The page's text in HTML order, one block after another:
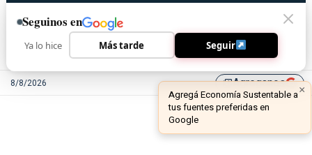
8/8/2026 library_addAgreganos
Seguinos en
Ya lo hice Más tarde Seguir